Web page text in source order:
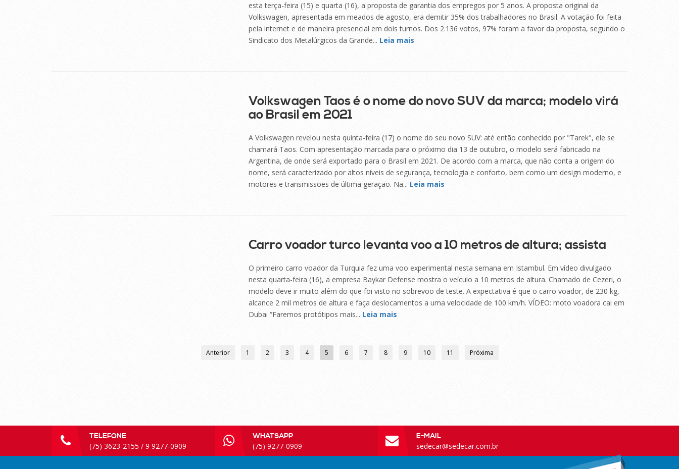
esta terça-feira (15) e quarta (16), a proposta de garantia dos empregos por 5 anos. A proposta original da
Volkswagen, apresentada em meados de agosto, era demitir 35% dos trabalhadores no Brasil. A votação foi feita
pela internet e de maneira presencial em dois turnos. Dos 2.136 votos, 97% foram a favor da proposta, segundo o
Sindicato dos Metalúrgicos da Grande... Leia mais
Volkswagen Taos é o nome do novo SUV da marca; modelo virá
ao Brasil em 2021
A Volkswagen revelou nesta quinta-feira (17) o nome do seu novo SUV: até então conhecido por "Tarek", ele se
chamará Taos. Com apresentação marcada para o próximo dia 13 de outubro, o modelo será fabricado na
Argentina, de onde será exportado para o Brasil em 2021. De acordo com a marca, que não conta a origem do
nome, será caracterizado por altos níveis de segurança, tecnologia e conforto, bem como um design moderno, e
motores e transmissões de última geração. Na... Leia mais
Carro voador turco levanta voo a 10 metros de altura; assista
O primeiro carro voador da Turquia fez uma voo experimental nesta semana em Istambul. Em vídeo divulgado
nesta quarta-feira (16), a empresa Baykar Defense mostra o veículo a 10 metros de altura. Chamado de Cezeri, o
modelo deve ir muito além do que foi visto no sobrevoo de teste. A expectativa é que o carro voador, de 230 kg,
alcance 2 mil metros de altura e faça deslocamentos a uma velocidade de 100 km/h. VÍDEO: moto voadora cai em
Dubai “Faremos protótipos mais... Leia mais
Anterior 1 2 3 4 5 6 7 8 9 10 11 Próxima
TELEFONE
(75) 3623-2155 / 9 9277-0909
WHATSAPP
(75) 9277-0909
E-MAIL
sedecar@sedecar.com.br